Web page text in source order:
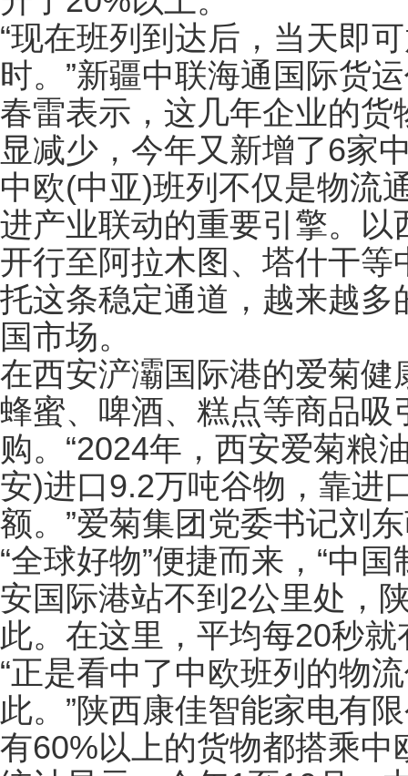
“现在班列到达后，当天即
时。”新疆中联海通国际货
春雷表示，这几年企业的
显减少，今年又新增了6家
中欧(中亚)班列不仅是物流
进产业联动的重要引擎。
开行至阿拉木图、塔什干
托这条稳定通道，越来越
国市场。
在西安浐灞国际港的爱菊
蜂蜜、啤酒、糕点等商品
购。“2024年，西安爱菊粮
安)进口9.2万吨谷物，靠进
额。”爱菊集团党委书记刘
“全球好物”便捷而来，“中
安国际港站不到2公里处，
此。在这里，平均每20秒
“正是看中了中欧班列的物
此。”陕西康佳智能家电有
有60%以上的货物都搭乘中